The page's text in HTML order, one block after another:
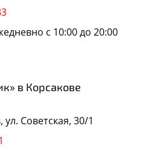
с 10:00 до 20:00
в Корсакове
ул. Советская, 30/1